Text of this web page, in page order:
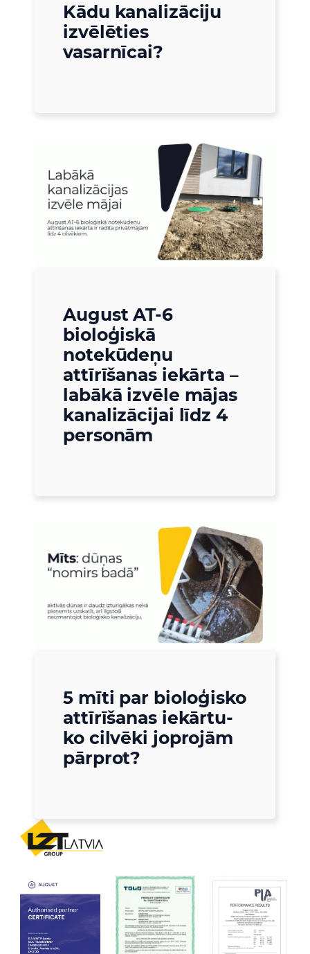
Kādu kanalizāciju
izvēlēties
vasarnīcai?
August AT-6
bioloģiskā
notekūdeņu
attīrīšanas iekārta –
labākā izvēle mājas
kanalizācijai līdz 4
personām
5 mīti par bioloģisko
attīrīšanas iekārtu-
ko cilvēki joprojām
pārprot?